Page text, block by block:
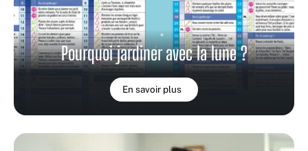
Pourquoi jardiner avec la lune ?
En savoir plus